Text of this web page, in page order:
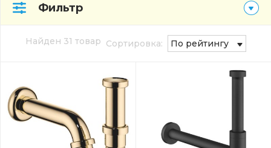
Фильтр
Найден 31 товар Сортировка: По рейтингу